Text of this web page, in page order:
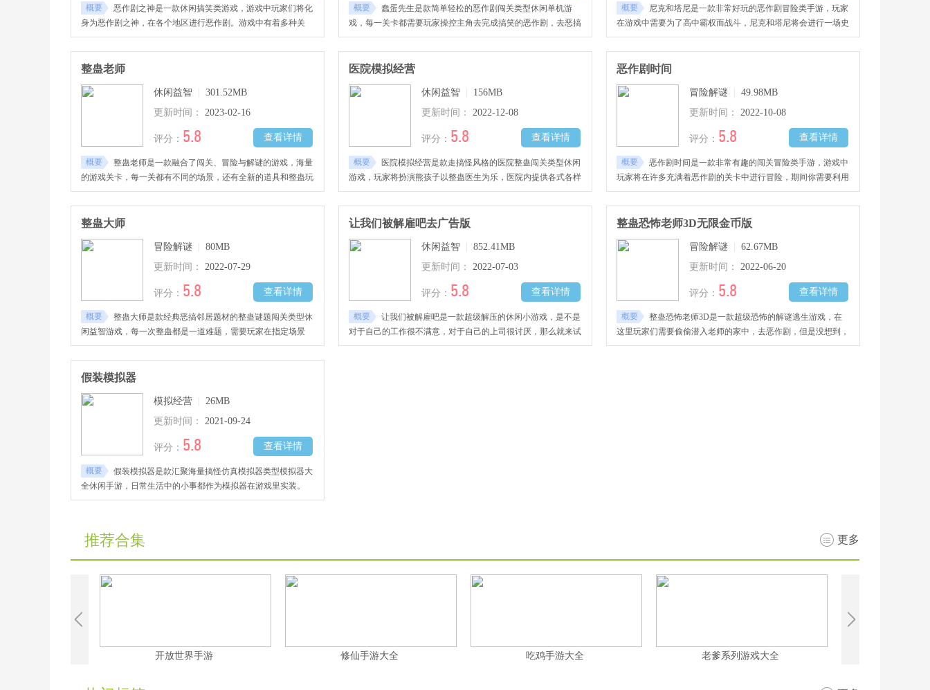
概要
恶作剧之神是一款休闲搞笑类游戏，游戏中玩家们将化
身为恶作剧之神，在各个地区进行恶作剧。游戏中有着多种关
卡，丰富的整蛊方式等你来体验。
概要
蠢蛋先生是款简单轻松的恶作剧闯关类型休闲单机游
戏，每一关卡都需要玩家操控主角去完成搞笑的恶作剧，去恶搞
其他人，为自己带来快乐。恶作剧成功次数越高能够解锁的游戏
玩法越多，还能够兑换好看的皮肤>
概要
尼克和塔尼是一款非常好玩的恶作剧冒险类手游，玩家
在游戏中需要为了高中霸权而战斗，尼克和塔尼将会进行一场史
诗般的恶作剧大战，游戏画面采用了卡通风格，让玩家更加喜
爱，并且游戏玩法多样。
整蛊老师
休闲益智
301.52MB
更新时间：
2023-02-16
查看详情
评分： 5.8
概要
整蛊老师是一款融合了闯关、冒险与解谜的游戏，海量
的游戏关卡，每一关都有不同的场景，还有全新的道具和整蛊玩
法，玩家们将通过上帝视觉，观察老师的活动范围
医院模拟经营
休闲益智
156MB
更新时间：
2022-12-08
查看详情
评分： 5.8
概要
医院模拟经营是款走搞怪风格的医院整蛊闯关类型休闲
游戏，玩家将扮演熊孩子以整蛊医生为乐，医院内提供各式各样
工具和场景来让玩家快乐恶作剧医生。医生被整蛊以后的反应非
常能够取悦人，轻松快乐解压。
恶作剧时间
冒险解谜
49.98MB
更新时间：
2022-10-08
查看详情
评分： 5.8
概要
恶作剧时间是一款非常有趣的闯关冒险类手游，游戏中
玩家将在许多充满着恶作剧的关卡中进行冒险，期间你需要利用
各种办法通过这些关卡，每一道关卡都有着属于自己的恶作剧。
整蛊大师
冒险解谜
80MB
更新时间：
2022-07-29
查看详情
评分： 5.8
概要
整蛊大师是款经典恶搞邻居题材的整蛊谜题闯关类型休
闲益智游戏，每一次整蛊都是一道难题，需要玩家在指定场景
中，躲避邻居视野合理利用道具物品成功整蛊邻居，被邻居抓到
你搞恶作剧现场游戏就会失败。
让我们被解雇吧去广告版
休闲益智
852.41MB
更新时间：
2022-07-03
查看详情
评分： 5.8
概要
让我们被解雇吧是一款超级解压的休闲小游戏，是不是
对于自己的工作很不满意，对于自己的上司很讨厌，那么就来试
试本游戏吧，它可以让玩家们去对自己的领导进行恶作剧。
整蛊恐怖老师3D无限金币版
冒险解谜
62.67MB
更新时间：
2022-06-20
查看详情
评分： 5.8
概要
整蛊恐怖老师3D是一款超级恐怖的解谜逃生游戏，在
这里玩家们需要偷偷潜入老师的家中，去恶作剧，但是没想到，
其实老师才是最恐怖的存在。
假装模拟器
模拟经营
26MB
更新时间：
2021-09-24
查看详情
评分： 5.8
概要
假装模拟器是款汇聚海量搞怪仿真模拟器类型模拟器大
全休闲手游，日常生活中的小事都作为模拟器在游戏里实装。
推荐合集 更多
开放世界手游 修仙手游大全 吃鸡手游大全 老爹系列游戏大全